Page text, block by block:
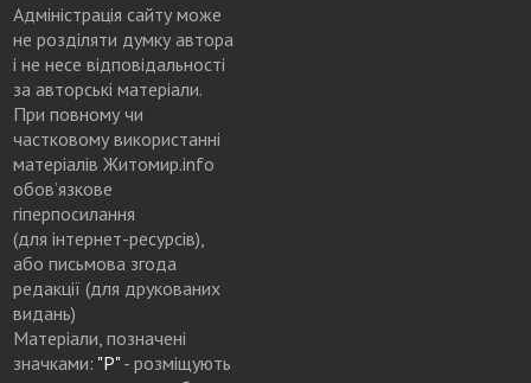
Адміністрація сайту може
не розділяти думку автора
і не несе відповідальності
за авторські матеріали.
При повному чи
частковому використанні
матеріалів Житомир.info
обов’язкове
гіперпосилання
(для інтернет-ресурсів),
або письмова згода
редакції (для друкованих
видань)
Матеріали, позначені
значками: "Р"- розміщують